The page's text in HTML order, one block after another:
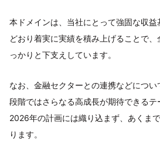
本ドメインは、当社にとって強固な収
どおり着実に実績を積み上げることで
っかりと下支えしています。
なお、金融セクターとの連携などにつ
段階ではさらなる高成長が期待できるテ
2026年の計画には織り込まず、あくま
ります。